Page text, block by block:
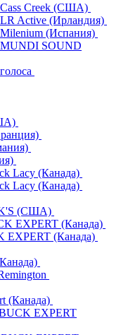
Creek (США)
Active (Ирландия)
(Испания)
MUNDI SOUND
Lacy (Канада)
Lacy (Канада)
(США)
EXPERT (Канада)
EXPERT (Канада)
(Канада)
EXPERT